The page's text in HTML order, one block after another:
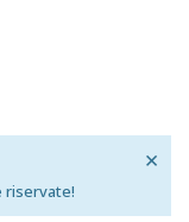
riservate!
×